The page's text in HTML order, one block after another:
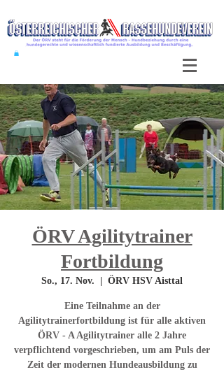
ÖRV Agilitytrainer
Fortbildung
So., 17. Nov. ÖRV HSV Aisttal
Eine Teilnahme an der
Agilitytrainerfortbildung ist für alle aktiven
ÖRV - A Agilitytrainer alle 2 Jahre
verpflichtend vorgeschrieben, um am Puls der
Zeit der modernen Hundeausbildung zu